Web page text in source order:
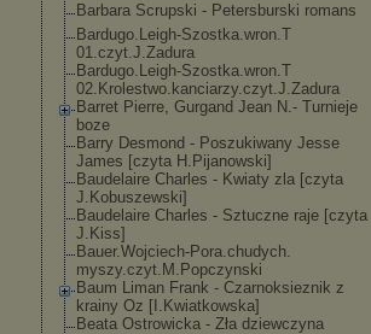
Barbara Scrupski - Petersburski romans
Bardugo.Leigh-Szostka.wron.T
01.czyt.J.Zadura
Bardugo.Leigh-Szostka.wron.T
02.Krolestwo.kanciarzy.czyt.J.Zadura
Barret Pierre, Gurgand Jean N.- Turnieje
boze
Barry Desmond - Poszukiwany Jesse
James [czyta H.Pijanowski]
Baudelaire Charles - Kwiaty zla [czyta
J.Kobuszewski]
Baudelaire Charles - Sztuczne raje [czyta
J.Kiss]
Bauer.Wojciech-Pora.chudych.
myszy.czyt.M.Popczynski
Baum Liman Frank - Czarnoksieznik z
krainy Oz [I.Kwiatkowska]
Beata Ostrowicka - Zła dziewczyna